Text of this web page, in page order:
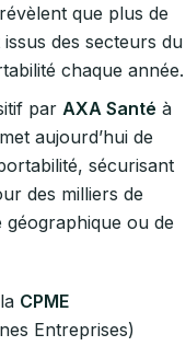
révèlent que plus de
des secteurs du
chaque année.
par AXA Santé à
aujourd’hui de
sécurisant
des milliers de
géographique ou de
CPME
Entreprises)